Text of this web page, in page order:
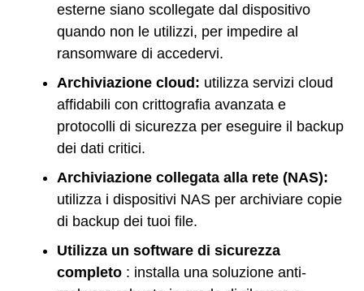
esterne siano scollegate dal dispositivo
quando non le utilizzi, per impedire al
ransomware di accedervi.
Archiviazione cloud: utilizza servizi cloud
affidabili con crittografia avanzata e
protocolli di sicurezza per eseguire il backup
dei dati critici.
Archiviazione collegata alla rete (NAS):
utilizza i dispositivi NAS per archiviare copie
di backup dei tuoi file.
Utilizza un software di sicurezza
completo : installa una soluzione anti-